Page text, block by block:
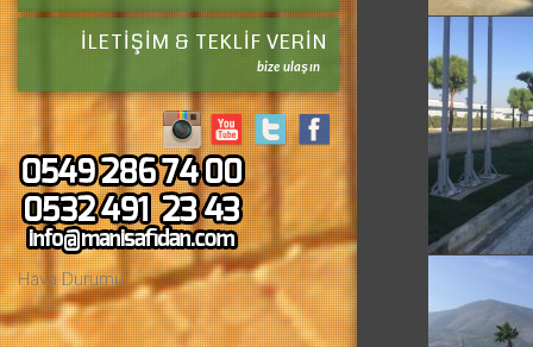
İLETIŞIM & TEKLIF VERIN
bize ulaşın
Hava Durumu